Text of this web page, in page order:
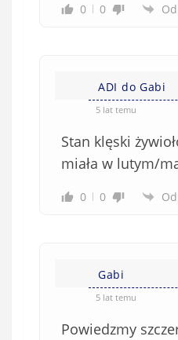
0 0
ADI do Gabi
5 lat temu
Stan klęski
miała w lutym/
0 0
Gabi
5 lat temu
Powiedzmy